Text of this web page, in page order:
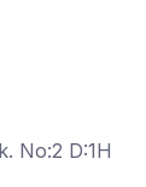
No:2 D:1H